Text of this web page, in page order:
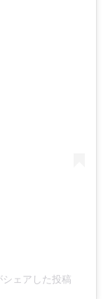
ェアした投稿